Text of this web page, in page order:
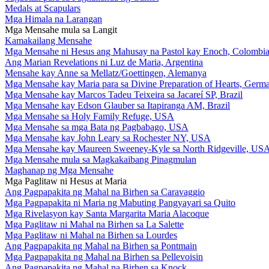
Medals at Scapulars
Mga Himala na Larangan
Mga Mensahe mula sa Langit
Kamakailang Mensahe
Mga Mensahe ni Hesus ang Mahusay na Pastol kay Enoch, Colombia
Ang Marian Revelations ni Luz de Maria, Argentina
Mensahe kay Anne sa Mellatz/Goettingen, Alemanya
Mga Mensahe kay Maria para sa Divine Preparation of Hearts,
Mga Mensahe kay Marcos Tadeu Teixeira sa Jacareí SP, Brazil
Mga Mensahe kay Edson Glauber sa Itapiranga AM, Brazil
Mga Mensahe sa Holy Family Refuge, USA
Mga Mensahe sa mga Bata ng Pagbabago, USA
Mga Mensahe kay John Leary sa Rochester NY, USA
Mga Mensahe kay Maureen Sweeney-Kyle sa North Ridgeville, USA
Mga Mensahe mula sa Magkakaibang Pinagmulan
Maghanap ng Mga Mensahe
Mga Paglitaw ni Hesus at Maria
Ang Pagpapakita ng Mahal na Birhen sa Caravaggio
Mga Pagpapakita ni Maria ng Mabuting Pangyayari sa Quito
Mga Rivelasyon kay Santa Margarita Maria Alacoque
Mga Paglitaw ni Mahal na Birhen sa La Salette
Mga Paglitaw ni Mahal na Birhen sa Lourdes
Ang Pagpapakita ng Mahal na Birhen sa Pontmain
Mga Pagpapakita ng Mahal na Birhen sa Pellevoisin